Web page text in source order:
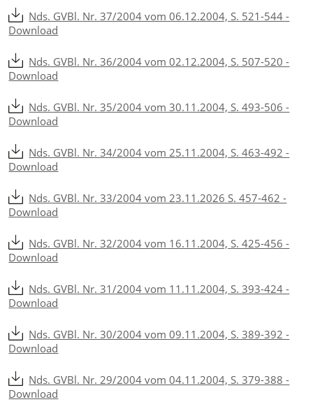
Nds. GVBl. Nr. 37/2004 vom 06.12.2004, S. 521-544 -
Download
Nds. GVBl. Nr. 36/2004 vom 02.12.2004, S. 507-520 -
Download
Nds. GVBl. Nr. 35/2004 vom 30.11.2004, S. 493-506 -
Download
Nds. GVBl. Nr. 34/2004 vom 25.11.2004, S. 463-492 -
Download
Nds. GVBl. Nr. 33/2004 vom 23.11.2026 S. 457-462 -
Download
Nds. GVBl. Nr. 32/2004 vom 16.11.2004, S. 425-456 -
Download
Nds. GVBl. Nr. 31/2004 vom 11.11.2004, S. 393-424 -
Download
Nds. GVBl. Nr. 30/2004 vom 09.11.2004, S. 389-392 -
Download
Nds. GVBl. Nr. 29/2004 vom 04.11.2004, S. 379-388 -
Download